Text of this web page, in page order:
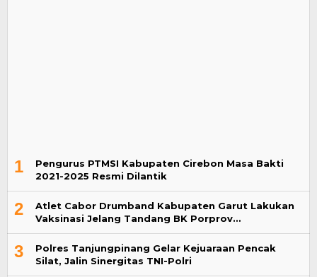
1
Pengurus PTMSI Kabupaten Cirebon Masa Bakti
2021-2025 Resmi Dilantik
2
Atlet Cabor Drumband Kabupaten Garut Lakukan
Vaksinasi Jelang Tandang BK Porprov…
3
Polres Tanjungpinang Gelar Kejuaraan Pencak
Silat, Jalin Sinergitas TNI-Polri